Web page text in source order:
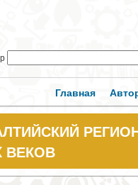
Главная
ВЕКОВ